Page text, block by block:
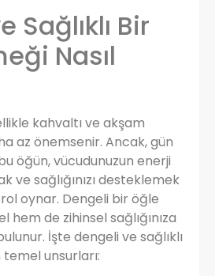
Sağlıklı Bir
Nasıl
kahvaltı ve akşam
az önemsenir. Ancak, gün
öğün, vücudunuzun enerji
ve sağlığınızı desteklemek
oynar. Dengeli bir öğle
hem de zihinsel sağlığınıza
İşte dengeli ve sağlıklı
unsurları: